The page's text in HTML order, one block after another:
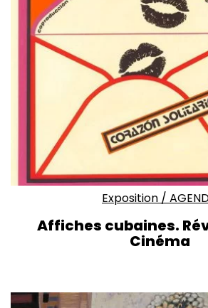
Exposition /
Affiches cubaines.
Cinéma